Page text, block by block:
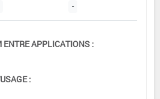
-
APPLICATIONS :
: